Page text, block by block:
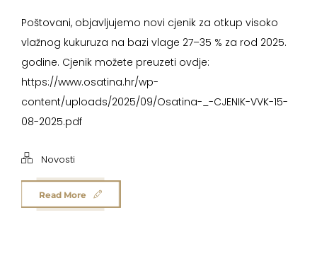
Poštovani, objavljujemo novi cjenik za otkup visoko
vlažnog kukuruza na bazi vlage 27–35 % za rod 2025.
godine. Cjenik možete preuzeti ovdje:
https://www.osatina.hr/wp-
content/uploads/2025/09/Osatina-_-CJENIK-VVK-15-
08-2025.pdf
Novosti
Read More